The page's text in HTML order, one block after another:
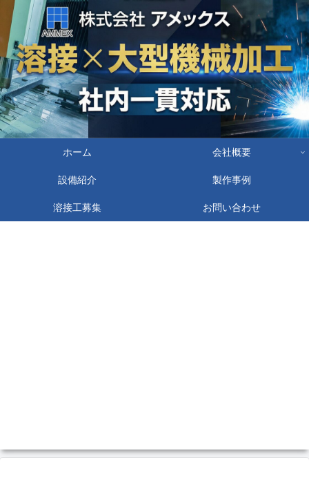
ホーム 会社概要
設備紹介 製作事例
溶接工募集 お問い合わせ